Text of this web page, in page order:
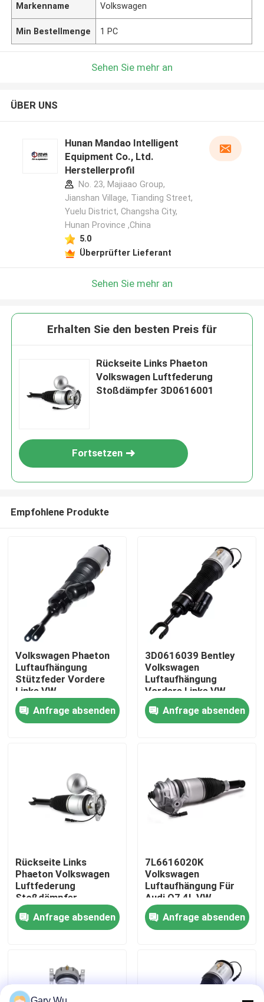
Zu Hause
Produkte
Werksbesichtigung
Kontakt mit uns
Neuigkeiten
Fahrzeugluftfederungssystem
Markenname Volkswagen
Min Bestellmenge 1 PC
Sehen Sie mehr an
ÜBER UNS
Hunan Mandao Intelligent
Equipment Co., Ltd.
Herstellerprofil
No. 23, Majiaao Group,
Jianshan Village, Tianding Street,
Yuelu District, Changsha City,
Hunan Province ,China
5.0
Überprüfter Lieferant
Sehen Sie mehr an
Erhalten Sie den besten Preis für
Rückseite Links Phaeton
Volkswagen Luftfederung
Stoßdämpfer 3D0616001
Fortsetzen
Empfohlene Produkte
Volkswagen Phaeton
Luftaufhängung
Stützfeder Vordere
Linke VW
Luftaufhängung
3D0616039AA
Anfrage absenden
3D0616039 Bentley
Volkswagen
Luftaufhängung
Vordere Linke VW
Luftsäcke Aufhängung
Anfrage absenden
Rückseite Links
Phaeton Volkswagen
Luftfederung
Stoßdämpfer
3D0616001
Anfrage absenden
7L6616020K
Volkswagen
Luftaufhängung Für
Audi Q7 4L VW
Touareg 7P Porsche
Cayenne 92A
Anfrage absenden